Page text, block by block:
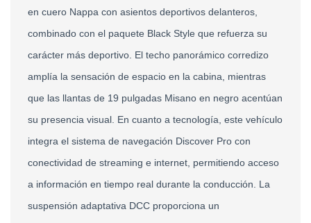
en cuero Nappa con asientos deportivos delanteros,
combinado con el paquete Black Style que refuerza su
carácter más deportivo. El techo panorámico corredizo
amplía la sensación de espacio en la cabina, mientras
que las llantas de 19 pulgadas Misano en negro acentúan
su presencia visual. En cuanto a tecnología, este vehículo
integra el sistema de navegación Discover Pro con
conectividad de streaming e internet, permitiendo acceso
a información en tiempo real durante la conducción. La
suspensión adaptativa DCC proporciona un